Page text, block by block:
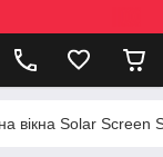
вікна Solar Screen